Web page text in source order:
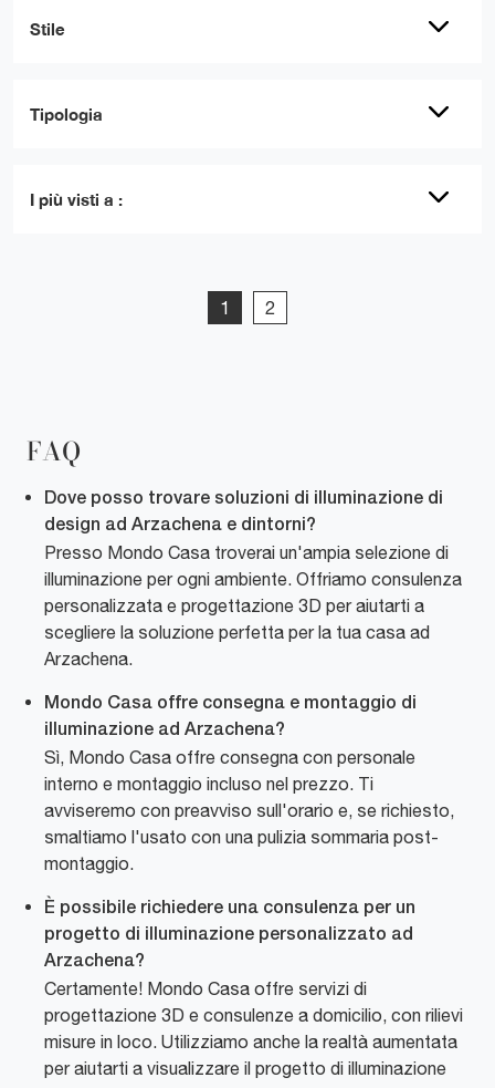
Stile
Tipologia
I più visti a :
1 2
FAQ
Dove posso trovare soluzioni di illuminazione di
design ad Arzachena e dintorni?
Presso Mondo Casa troverai un'ampia selezione di
illuminazione per ogni ambiente. Offriamo consulenza
personalizzata e progettazione 3D per aiutarti a
scegliere la soluzione perfetta per la tua casa ad
Arzachena.
Mondo Casa offre consegna e montaggio di
illuminazione ad Arzachena?
Sì, Mondo Casa offre consegna con personale
interno e montaggio incluso nel prezzo. Ti
avviseremo con preavviso sull'orario e, se richiesto,
smaltiamo l'usato con una pulizia sommaria post-
montaggio.
È possibile richiedere una consulenza per un
progetto di illuminazione personalizzato ad
Arzachena?
Certamente! Mondo Casa offre servizi di
progettazione 3D e consulenze a domicilio, con rilievi
misure in loco. Utilizziamo anche la realtà aumentata
per aiutarti a visualizzare il progetto di illuminazione